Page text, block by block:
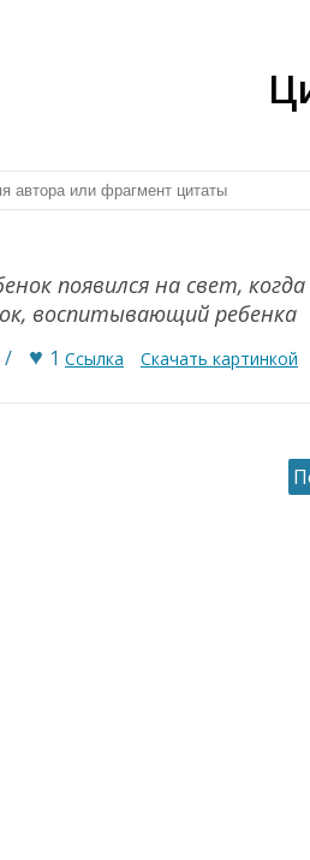
появился на свет,
воспитывающий ребенка
/ ♥ 1 Ссылка Скачать картинкой